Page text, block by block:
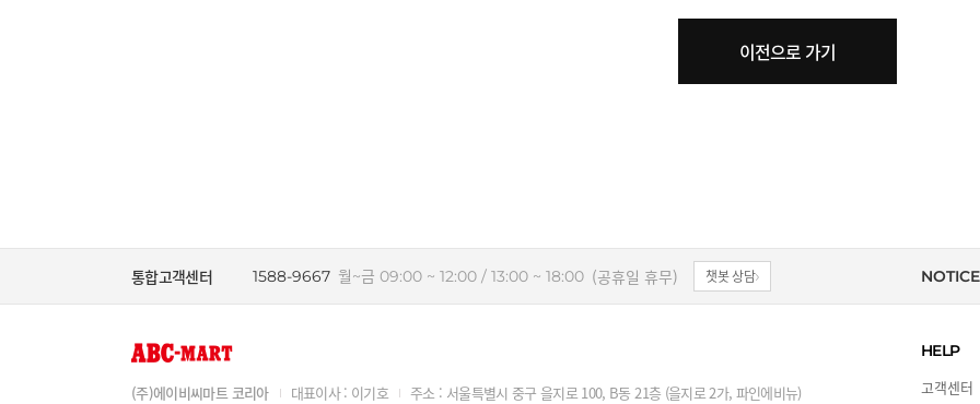
이전으로 가기
통합고객센터 1588-9667 월~금 09:00 ~ 12:00 / 13:00 ~ 18:00 (공휴일 휴무) 챗봇 상담 NOTICE
(주)에이비씨마트 코리아 대표이사 : 이기호 주소 : 서울특별시 중구 을지로 100, B동 21층 (을지로 2가, 파인에비뉴)
HELP
고객센터